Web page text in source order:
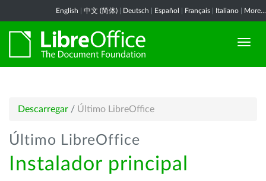
English 中文 (简体) Deutsch Español Français Italiano More...
Descarregar / Último LibreOffice
Último LibreOffice
Instalador principal